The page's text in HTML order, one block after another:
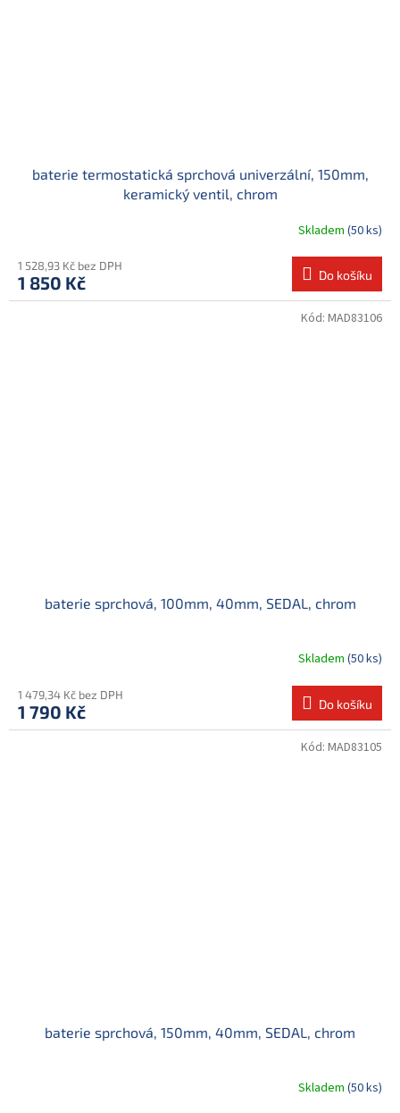
baterie termostatická sprchová univerzální, 150mm,
keramický ventil, chrom
Skladem (50 ks)
1 528,93 Kč bez DPH
1 850 Kč Do košíku
baterie sprchová, 100mm, 40mm, SEDAL, chrom
Skladem (50 ks)
1 479,34 Kč bez DPH
1 790 Kč Do košíku
Kód: MAD83106
baterie sprchová, 150mm, 40mm, SEDAL, chrom
Skladem (50 ks)
Kód: MAD83105